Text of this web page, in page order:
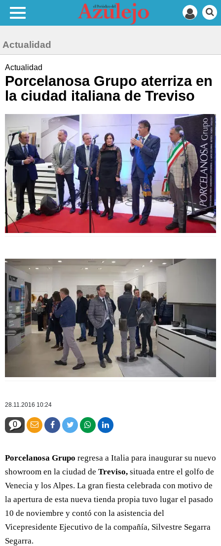
Actualidad
Actualidad
Porcelanosa Grupo aterriza en
la ciudad italiana de Treviso
28.11.2016 10:24
0
Porcelanosa Grupo regresa a Italia para inaugurar su nuevo
showroom en la ciudad de Treviso, situada entre el golfo de
Venecia y los Alpes. La gran fiesta celebrada con motivo de
la apertura de esta nueva tienda propia tuvo lugar el pasado
10 de noviembre y contó con la asistencia del
Vicepresidente Ejecutivo de la compañía, Silvestre Segarra
Segarra.